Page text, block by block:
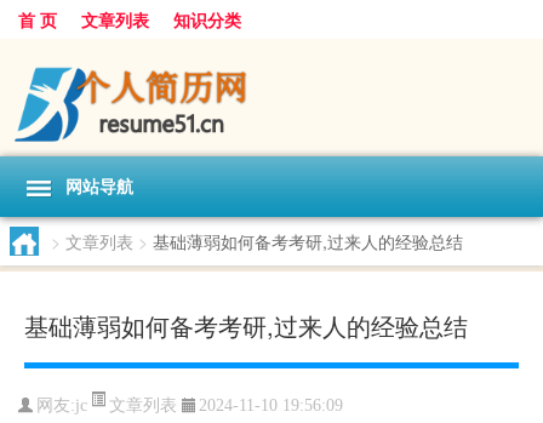
首 页 文章列表 知识分类
网站导航
> 文章列表 > 基础薄弱如何备考考研,过来人的经验总结
基础薄弱如何备考考研,过来人的经验总结
网友:jc 文章列表 2024-11-10 19:56:09